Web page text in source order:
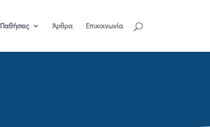
Παθήσεις Άρθρα Επικοινωνία